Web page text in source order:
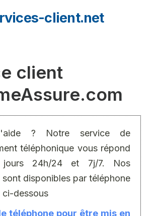
client.net
client
? Notre service de
téléphonique vous répond
24h/24 et 7j/7. Nos
sont disponibles par téléphone
ci-dessous
téléphone pour être mis en